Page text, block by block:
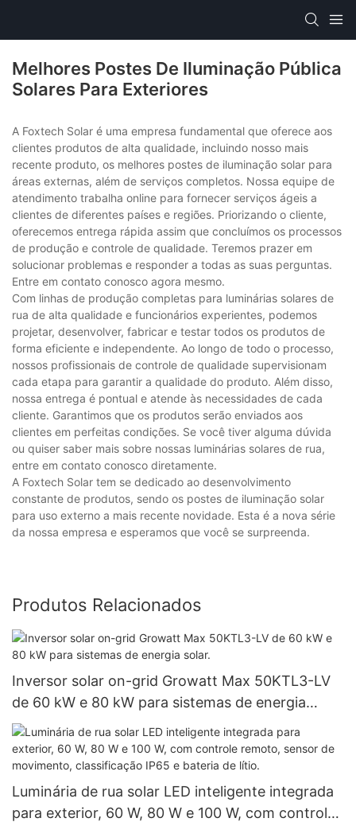
Melhores Postes De Iluminação Pública
Solares Para Exteriores
A Foxtech Solar é uma empresa fundamental que oferece aos
clientes produtos de alta qualidade, incluindo nosso mais
recente produto, os melhores postes de iluminação solar para
áreas externas, além de serviços completos. Nossa equipe de
atendimento trabalha online para fornecer serviços ágeis a
clientes de diferentes países e regiões. Priorizando o cliente,
oferecemos entrega rápida assim que concluímos os processos
de produção e controle de qualidade. Teremos prazer em
solucionar problemas e responder a todas as suas perguntas.
Entre em contato conosco agora mesmo.
Com linhas de produção completas para luminárias solares de
rua de alta qualidade e funcionários experientes, podemos
projetar, desenvolver, fabricar e testar todos os produtos de
forma eficiente e independente. Ao longo de todo o processo,
nossos profissionais de controle de qualidade supervisionam
cada etapa para garantir a qualidade do produto. Além disso,
nossa entrega é pontual e atende às necessidades de cada
cliente. Garantimos que os produtos serão enviados aos
clientes em perfeitas condições. Se você tiver alguma dúvida
ou quiser saber mais sobre nossas luminárias solares de rua,
entre em contato conosco diretamente.
A Foxtech Solar tem se dedicado ao desenvolvimento
constante de produtos, sendo os postes de iluminação solar
para uso externo a mais recente novidade. Esta é a nova série
da nossa empresa e esperamos que você se surpreenda.
Produtos Relacionados
Inversor solar on-grid Growatt Max 50KTL3-LV
de 60 kW e 80 kW para sistemas de energia
solar.
Luminária de rua solar LED inteligente integrada
para exterior, 60 W, 80 W e 100 W, com controle